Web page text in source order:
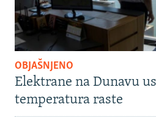
OBJAŠNJENO
Elektrane na Dunavu
temperatura raste